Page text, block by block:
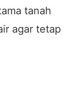
tanah
agar tetap